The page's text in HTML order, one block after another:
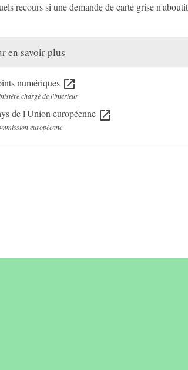
recours si une demande de carte grise
en savoir plus
numériques open_in_new
chargé de l'intérieur
de l'Union européenne open_in_new
européenne